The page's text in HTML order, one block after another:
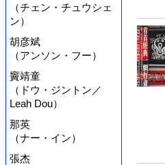
（チェン・チュウシェ
ン）
胡彦斌
（アンソン・フー）
竇靖童
（ドウ・ジントン／
Leah Dou）
那英
（ナー・イン）
張杰